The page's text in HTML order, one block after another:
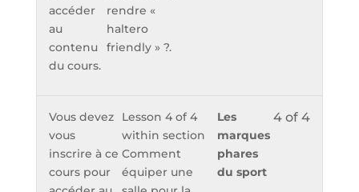
rendre «
haltero
friendly » ?.
accéder
au
contenu
du cours.
4 of 4
Les
marques
phares
du sport
Lesson 4 of 4
within section
Comment
équiper une
Vous devez
vous
inscrire à ce
cours pour